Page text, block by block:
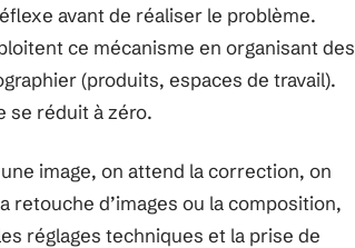
avant de réaliser le problème.
ce mécanisme en organisant des
(produits, espaces de travail).
se réduit à zéro.
image, on attend la correction, on
d’images ou la composition,
réglages techniques et la prise de